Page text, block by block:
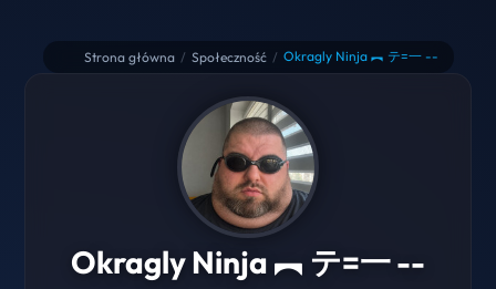
Strona główna / Społeczność / Okragly Ninja ︻ テ=一 --
Okragly Ninja ︻ テ=一 --